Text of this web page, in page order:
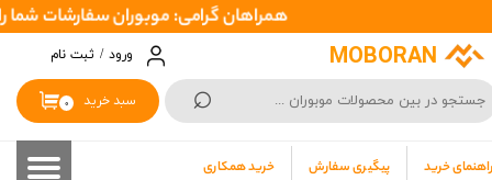
MOBORAN
⌕ ۰ سبد خرید
راهنمای خرید پیگیری سفارش خرید همکاری
ورود / ثبت نام
حساب کاربری من
تغییر گذر واژه
همراهان گرامی: موبوران سفارشات شما را در اسرع وقت ( 1 تا 2 روز کاری ) ارسال میکند تا نهایتا بین 3 تا 7